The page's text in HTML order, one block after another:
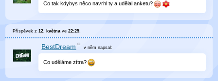
Co tak kdybys něco navrhl ty a udělal anketu?
Příspěvek z12. května ve22:25.
BestDream v němnapsal:
Co uděláme zítra?